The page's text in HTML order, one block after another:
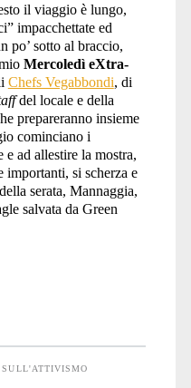
il viaggio è lungo,
impacchettate ed
po’ sotto al braccio,
Mercoledì eXtra-
Chefs Vegabbondi, di
del locale e della
prepareranno insieme
cominciano i
ad allestire la mostra,
importanti, si scherza e
serata, Mannaggia,
salvata da Green